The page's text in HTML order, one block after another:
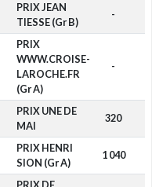
PRIX JEAN
TIESSE (Gr B)
-
PRIX
WWW.CROISE-
LAROCHE.FR
(Gr A)
-
PRIX UNE DE
MAI
320
PRIX HENRI
SION (Gr A)
1 040